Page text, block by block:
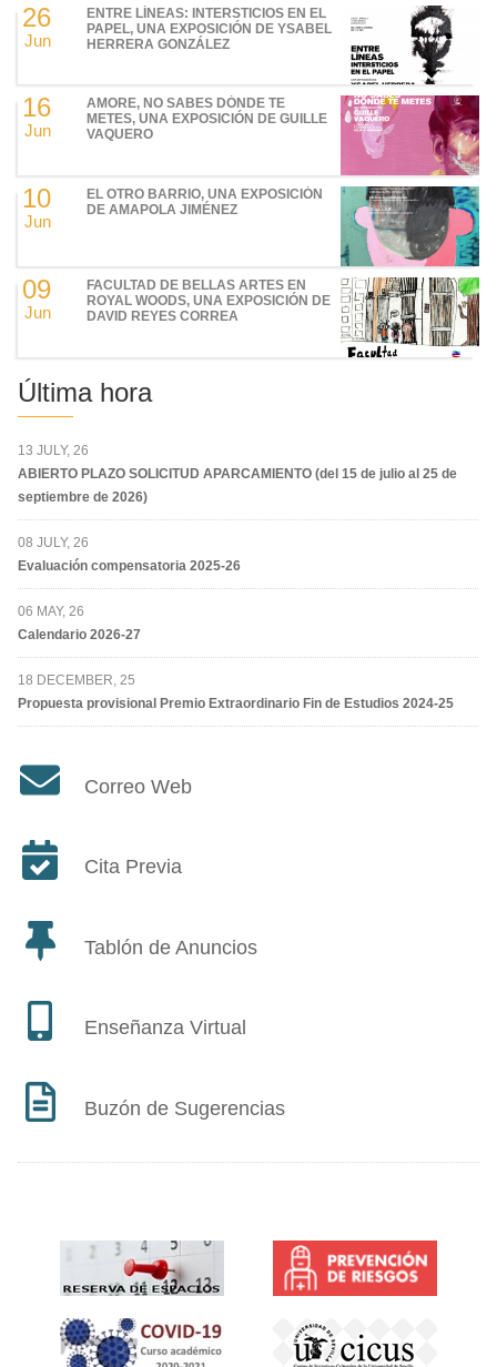
26
Jun
ENTRE LÍNEAS: INTERSTICIOS EN EL
PAPEL, UNA EXPOSICIÓN DE YSABEL
HERRERA GONZÁLEZ
16
Jun
AMORE, NO SABES DÓNDE TE
METES, UNA EXPOSICIÓN DE GUILLE
VAQUERO
10
Jun
EL OTRO BARRIO, UNA EXPOSICIÓN
DE AMAPOLA JIMÉNEZ
09
Jun
FACULTAD DE BELLAS ARTES EN
ROYAL WOODS, UNA EXPOSICIÓN DE
DAVID REYES CORREA
Última hora
13 JULY, 26
ABIERTO PLAZO SOLICITUD APARCAMIENTO (del 15 de julio al 25 de
septiembre de 2026)
08 JULY, 26
Evaluación compensatoria 2025-26
06 MAY, 26
Calendario 2026-27
18 DECEMBER, 25
Propuesta provisional Premio Extraordinario Fin de Estudios 2024-25
Correo Web
Cita Previa
Tablón de Anuncios
Enseñanza Virtual
Buzón de Sugerencias